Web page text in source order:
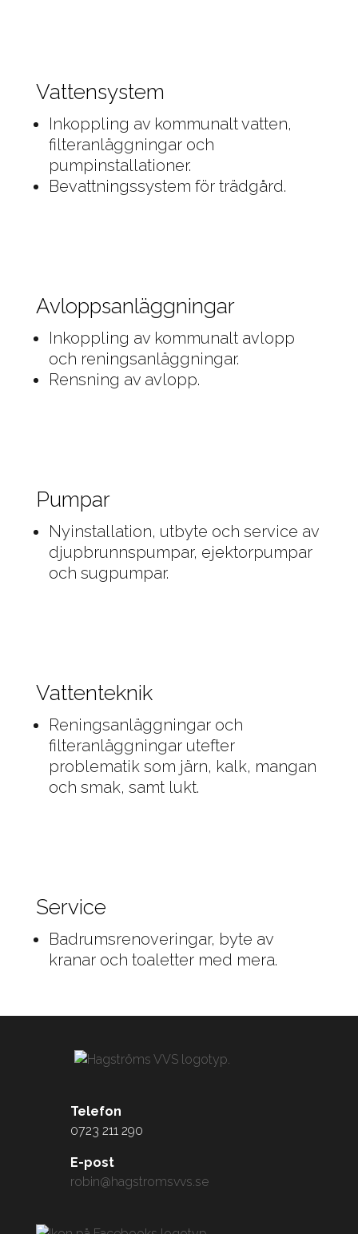
Vattensystem
Inkoppling av kommunalt vatten,
filteranläggningar och
pumpinstallationer.
Bevattningssystem för trädgård.
Avloppsanläggningar
Inkoppling av kommunalt avlopp
och reningsanläggningar.
Rensning av avlopp.
Pumpar
Nyinstallation, utbyte och service av
djupbrunnspumpar, ejektorpumpar
och sugpumpar.
Vattenteknik
Reningsanläggningar och
filteranläggningar utefter
problematik som järn, kalk, mangan
och smak, samt lukt.
Service
Badrumsrenoveringar, byte av
kranar och toaletter med mera.
Telefon
0723 211 290
E-post
robin@hagstromsvvs.se